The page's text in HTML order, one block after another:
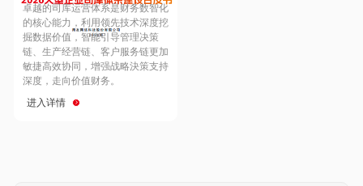
Hong Kong
卓越的司库运营体系是财务数智化
的核心能力，利用领先技术深度挖
掘数据价值，智能引导管理决策
链、生产经营链、客户服务链更加
敏捷高效协同，增强战略決策支持
深度，走向价值财务。
进入详情